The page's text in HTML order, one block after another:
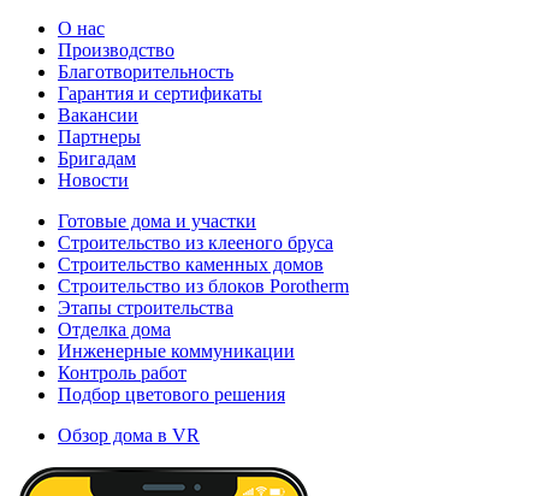
О нас
Производство
Благотворительность
Гарантия и сертификаты
Вакансии
Партнеры
Бригадам
Новости
Готовые дома и участки
Строительство из клееного бруса
Строительство каменных домов
Строительство из блоков Porotherm
Этапы строительства
Отделка дома
Инженерные коммуникации
Контроль работ
Подбор цветового решения
Обзор дома в VR